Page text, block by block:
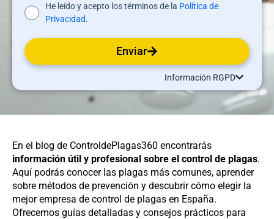
He leído y acepto los términos de la Política de
Privacidad.
Enviar
Información RGPD
En el blog de ControldePlagas360 encontrarás
información útil y profesional sobre el control de plagas.
Aquí podrás conocer las plagas más comunes, aprender
sobre métodos de prevención y descubrir cómo elegir la
mejor empresa de control de plagas en España.
Ofrecemos guías detalladas y consejos prácticos para